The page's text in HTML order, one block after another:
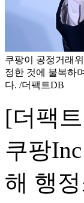
쿠팡이 공정거래
정한 것에 불복하
다. /더팩트DB
[더팩
쿠팡
해 행